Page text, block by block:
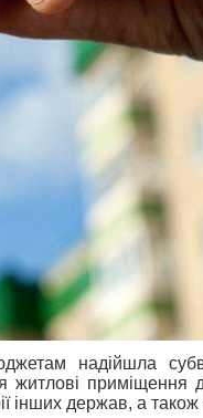
надійшла
приміщення
інших держав, а також